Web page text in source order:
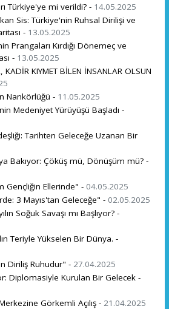
Türkiye'ye mi verildi? - 14.05.2025
Sis: Türkiye'nin Ruhsal Dirilişi ve
- 13.05.2025
Prangaları Kırdığı Dönemeç ve
- 13.05.2025
KADİR KIYMET BİLEN İNSANLAR OLSUN
Nankörlüğü - 11.05.2025
Medeniyet Yürüyüşü Başladı -
Tarihten Geleceğe Uzanan Bir
Bakıyor: Çöküş mü, Dönüşüm mü? -
Gençliğin Ellerinde" - 04.05.2025
3 Mayıs'tan Geleceğe" - 02.05.2025
Soğuk Savaşı mı Başlıyor? -
Teriyle Yükselen Bir Dünya. -
Diriliş Ruhudur" - 27.04.2025
Diplomasiyle Kurulan Bir Gelecek -
Görkemli Açılış - 21.04.2025